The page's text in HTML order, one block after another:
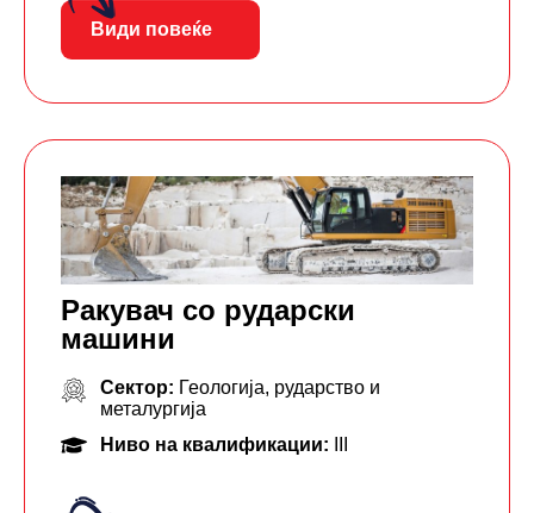
Види повеќе
Ракувач со рударски
машини
Сектор: Геологија, рударство и
металургија
Ниво на квалификации: